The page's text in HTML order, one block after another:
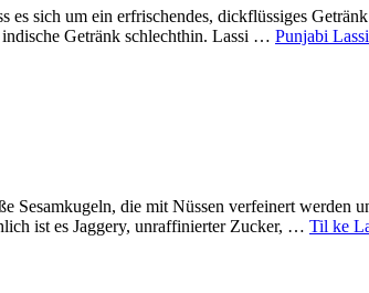
sich um ein erfrischendes, dickflüssiges
indische Getränk schlechthin. Lassi … Punjabi
Sesamkugeln, die mit Nüssen verfeinert werden
ist es Jaggery, unraffinierter Zucker, … Til ke